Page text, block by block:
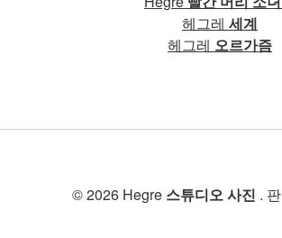
헤그레 세계
헤그레 오르가즘
© 2026 Hegre 스튜디오 사진 .